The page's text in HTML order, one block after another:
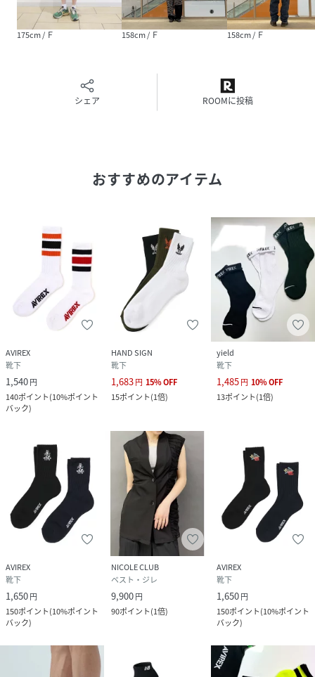
品番
NV1551_783
783-5972004-010-42 NV1551
175cm / Ｆ 158cm / Ｆ 158cm / Ｆ
シェア ROOMに投稿
おすすめのアイテム
AVIREX
靴下
1,540円
140ポイント(10%ポイント
バック)
HAND SIGN
靴下
1,683円 15%OFF
15ポイント(1倍)
yield
靴下
1,485円 10%OFF
13ポイント(1倍)
AVIREX
靴下
1,650円
150ポイント(10%ポイント
バック)
NICOLE CLUB
ベスト・ジレ
9,900円
90ポイント(1倍)
AVIREX
靴下
1,650円
150ポイント(10%ポイント
バック)